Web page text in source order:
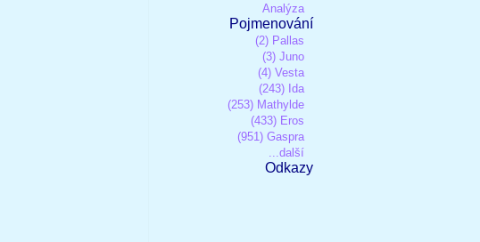
Analýza
Pojmenování
(2) Pallas
(3) Juno
(4) Vesta
(243) Ida
(253) Mathylde
(433) Eros
(951) Gaspra
...další
Odkazy